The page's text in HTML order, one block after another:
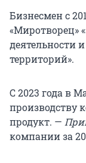
Бизнесмен с
«Миротворец»
деятельности
территорий».
С 2023 года в
производству
продукт. —
компании за